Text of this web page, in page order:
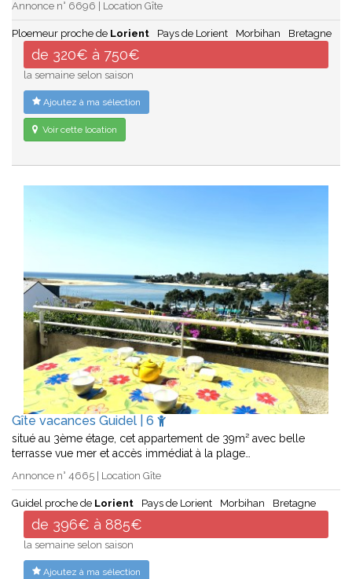
Annonce n° 6696 | Location Gîte
Ploemeur proche de Lorient Pays de Lorient Morbihan Bretagne
de 320€ à 750€
la semaine selon saison
Ajoutez à ma sélection
Voir cette location
Gîte vacances Guidel | 6
situé au 3ème étage, cet appartement de 39m² avec belle
terrasse vue mer et accès immédiat à la plage…
Annonce n° 4665 | Location Gîte
Guidel proche de Lorient Pays de Lorient Morbihan Bretagne
de 396€ à 885€
la semaine selon saison
Ajoutez à ma sélection